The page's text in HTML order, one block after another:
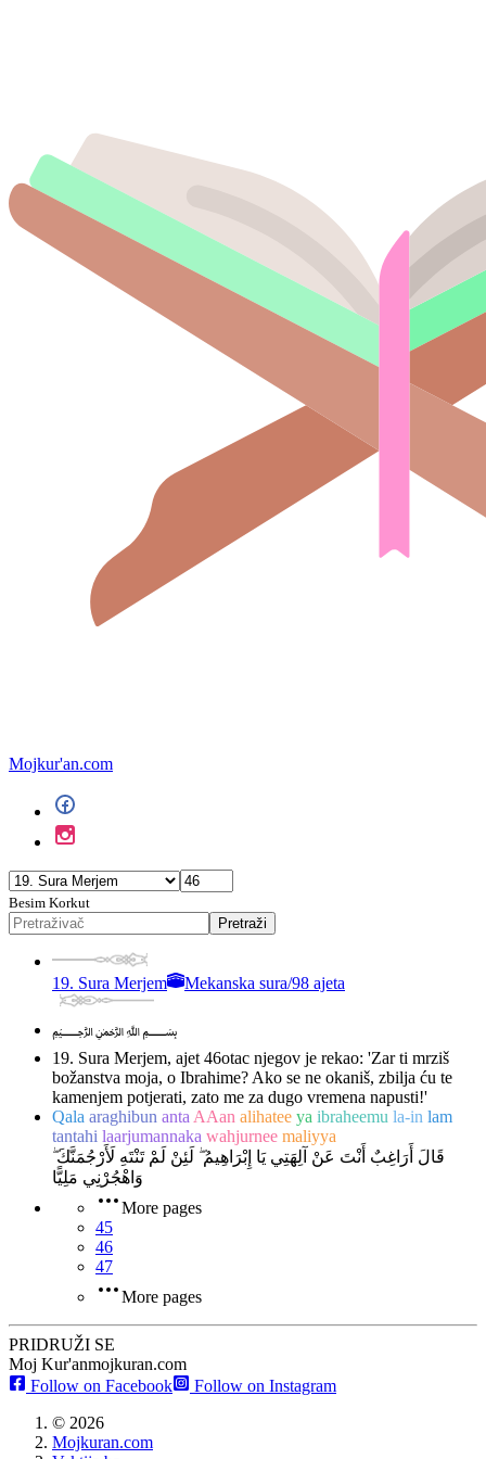
Mojkur'an.com
Besim Korkut
Pretraži
19. Sura Merjem Mekanska sura/98 ajeta
﷽
19. Sura Merjem, ajet 46otac njegov je rekao: 'Zar ti mrziš
božanstva moja, o Ibrahime? Ako se ne okaniš, zbilja ću te
kamenjem potjerati, zato me za dugo vremena napusti!'
Qala araghibun anta AAan alihatee ya ibraheemu la-in lam
tantahi laarjumannaka wahjurnee maliyya
قَالَ أَرَاغِبٌ أَنْتَ عَنْ آلِهَتِي يَا إِبْرَاهِيمُ ۖ لَئِنْ لَمْ تَنْتَهِ لَأَرْجُمَنَّكَ ۖ
وَاهْجُرْنِي مَلِيًّا
More pages
45
46
47
More pages
PRIDRUŽI SE
Moj Kur'anmojkuran.com
Follow on Facebook
Follow on Instagram
© 2026
Mojkuran.com